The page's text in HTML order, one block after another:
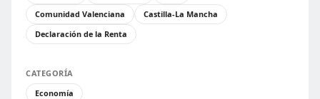
Comunidad Valenciana
Castilla-La Mancha
Declaración de la Renta
CATEGORÍA
Economía